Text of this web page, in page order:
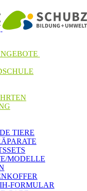
TIERE
MODELLE
FORMULAR